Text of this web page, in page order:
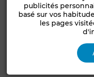
publicités
basé sur vos
les pages